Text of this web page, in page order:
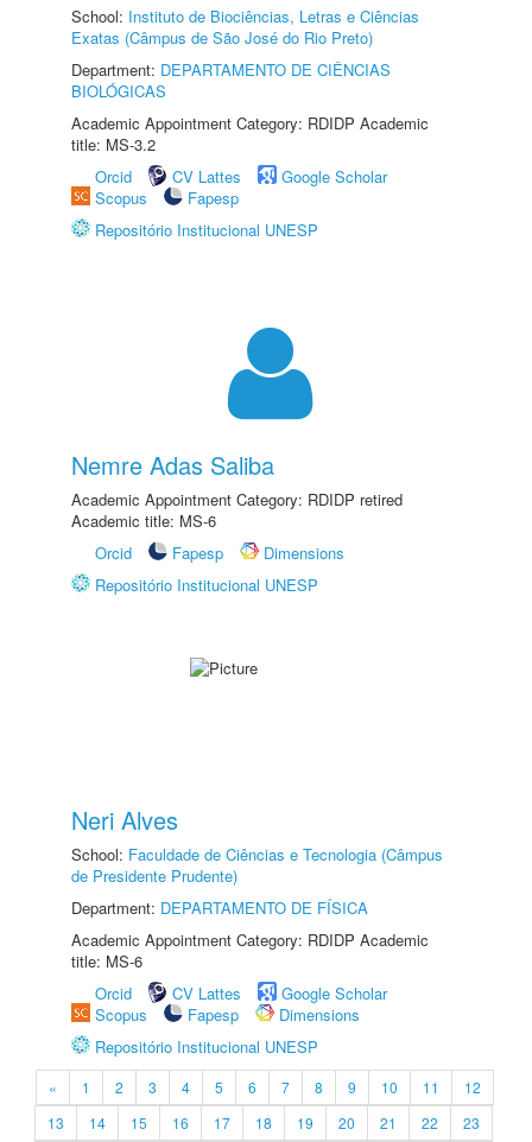
School: Instituto de Biociências, Letras e Ciências
Exatas (Câmpus de São José do Rio Preto)
Department: DEPARTAMENTO DE CIÊNCIAS
BIOLÓGICAS
Academic Appointment Category: RDIDP Academic
title: MS-3.2
Orcid
CV Lattes
Google Scholar
Scopus
Fapesp
Repositório Institucional UNESP
Nemre Adas Saliba
Academic Appointment Category: RDIDP retired
Academic title: MS-6
Orcid
Fapesp
Dimensions
Repositório Institucional UNESP
Neri Alves
School: Faculdade de Ciências e Tecnologia (Câmpus
de Presidente Prudente)
Department: DEPARTAMENTO DE FÍSICA
Academic Appointment Category: RDIDP Academic
title: MS-6
Orcid
CV Lattes
Google Scholar
Scopus
Fapesp
Dimensions
Repositório Institucional UNESP
« 1 2 3 4 5 6 7 8 9 10 11
12
13
14 15 16 17 18 19 20 21 22
23